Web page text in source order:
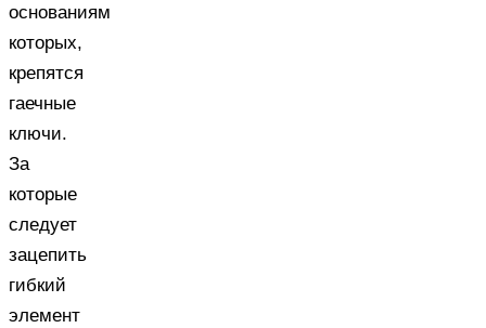
основаниям
которых,
крепятся
гаечные
ключи.
За
которые
следует
зацепить
гибкий
элемент